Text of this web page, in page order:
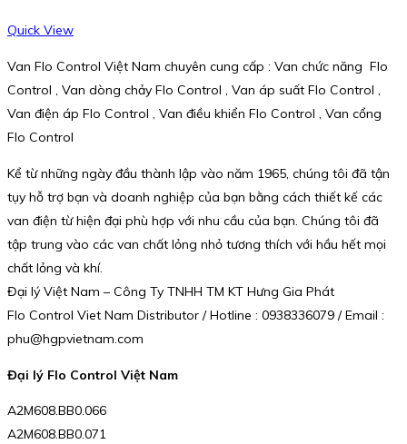
Quick View
Van Flo Control Việt Nam chuyên cung cấp : Van chức năng Flo
Control , Van dòng chảy Flo Control , Van áp suất Flo Control ,
Van điện áp Flo Control , Van điều khiển Flo Control , Van cổng
Flo Control
Kể từ những ngày đầu thành lập vào năm 1965, chúng tôi đã tận
tụy hỗ trợ bạn và doanh nghiệp của bạn bằng cách thiết kế các
van điện từ hiện đại phù hợp với nhu cầu của bạn. Chúng tôi đã
tập trung vào các van chất lỏng nhỏ tương thích với hầu hết mọi
chất lỏng và khí.
Đại lý Việt Nam – Công Ty TNHH TM KT Hưng Gia Phát
Flo Control Viet Nam Distributor / Hotline : 0938336079 / Email :
phu@hgpvietnam.com
Đại lý Flo Control Việt Nam
A2M608.BB0.066
A2M608.BB0.071